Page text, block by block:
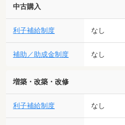
中古購入
利子補給制度 なし
補助／助成金制度 なし
増築・改築・改修
利子補給制度 なし